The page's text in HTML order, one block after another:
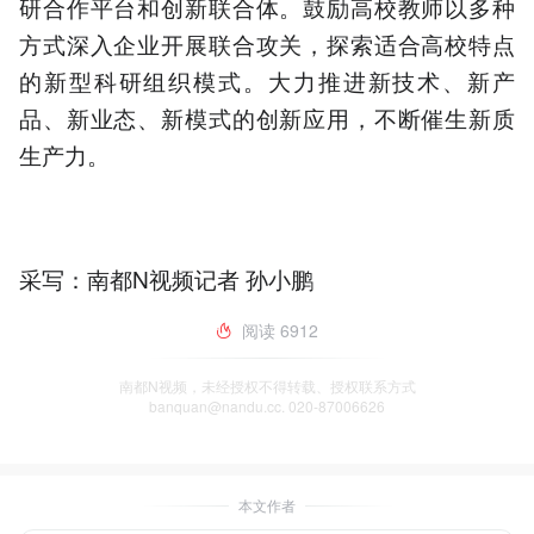
方式深入企业开展联合攻关，探索适合高校特点
的新型科研组织模式。大力推进新技术、新产
品、新业态、新模式的创新应用，不断催生新质
生产力。
采写：南都N视频记者 孙小鹏
阅读 6912
南都N视频，未经授权不得转载、授权联系方式
banquan@nandu.cc. 020-87006626
本文作者